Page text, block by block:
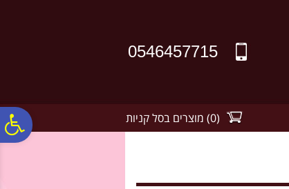
0546457715
(
0
) מוצרים בסל קניות